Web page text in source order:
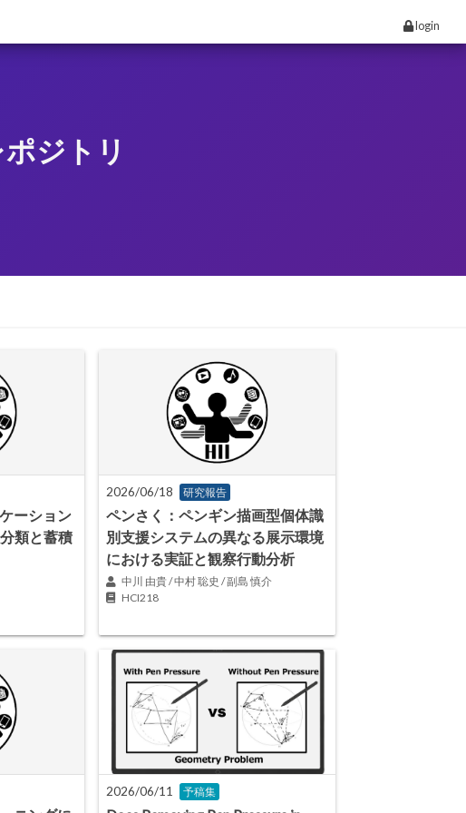
login
ジトリ
ーション
類と蓄積
2026/06/18 研究報告
ペンさく：ペンギン描画型個体識
別支援システムの異なる展示環境
における実証と観察行動分析
中川 由貴 / 中村 聡史 / 副島 慎介
HCI218
2026/06/11 予稿集